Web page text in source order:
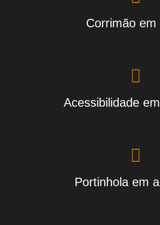
Corrimão em
Acessibilidade
Portinhola em